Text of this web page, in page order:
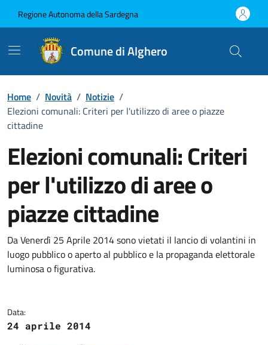
Regione Autonoma della Sardegna
Comune di Alghero
Home / Novità / Notizie /
Elezioni comunali: Criteri per l'utilizzo di aree o piazze
cittadine
Elezioni comunali: Criteri
per l'utilizzo di aree o
piazze cittadine
Dettagli della notizia
Da Venerdì 25 Aprile 2014 sono vietati il lancio di volantini in
luogo pubblico o aperto al pubblico e la propaganda elettorale
luminosa o figurativa.
Data:
24 aprile 2014